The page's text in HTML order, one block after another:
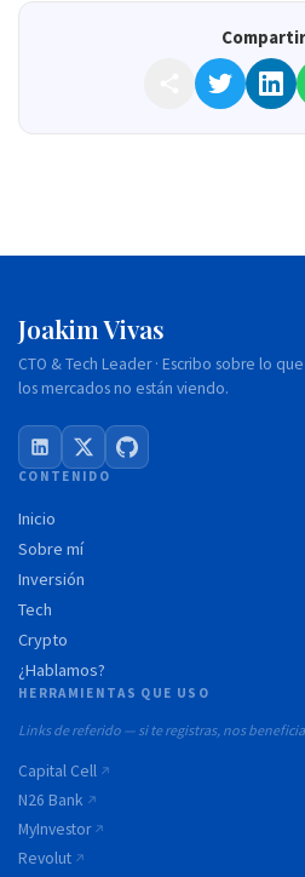
Joakim Vivas
CTO & Tech Leader · Escribo sobre lo que
los mercados no están viendo.
CONTENIDO
Inicio
Sobre mí
Inversión
Tech
Crypto
¿Hablamos?
HERRAMIENTAS QUE USO
Links de referido — si te registras, nos
Capital Cell
N26 Bank
MyInvestor
Revolut